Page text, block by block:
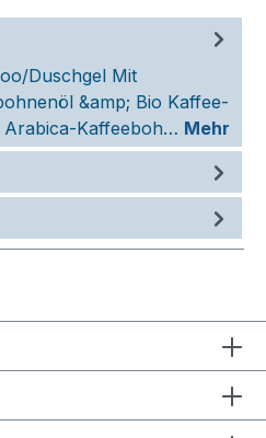
Duschgel Mit
&amp; Bio Kaffee-
Arabica-Kaffeeboh… Mehr